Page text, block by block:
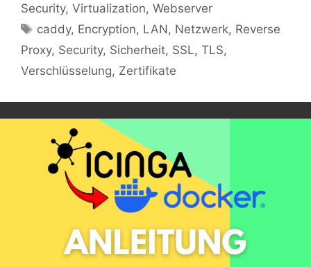
Security, Virtualization, Webserver
Schlagwörter
caddy, Encryption, LAN, Netzwerk, Reverse
Proxy, Security, Sicherheit, SSL, TLS,
Verschlüsselung, Zertifikate